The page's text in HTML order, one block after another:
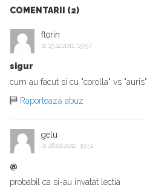
COMENTARII (2)
florin
la 15.12.2011, 19:57
sigur
cum au facut si cu "corolla" vs "auris"
Raportează abuz
gelu
la 28.02.2012, 19:51
@
probabil ca si-au invatat lectia